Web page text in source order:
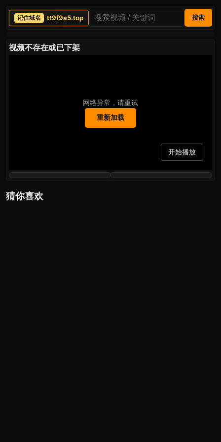
tt9f9a5.top 搜索
视频不存在或已下架
网络异常，请重试
重新加载
开始播放
猜你喜欢